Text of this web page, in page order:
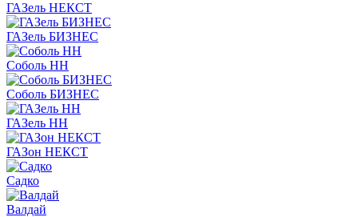
ГАЗель НЕКСТ
ГАЗель БИЗНЕС
Соболь НН
Соболь БИЗНЕС
ГАЗель НН
ГАЗон НЕКСТ
Садко
Валдай